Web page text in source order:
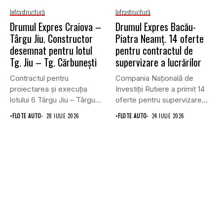
Infrastructură
Drumul Expres Craiova –
Târgu Jiu. Constructor
desemnat pentru lotul
Tg. Jiu – Tg. Cărbunești
Contractul pentru
proiectarea și execuția
lotului 6 Târgu Jiu – Târgu
Cărbunești,...
•FLOTE AUTO 28 IULIE 2026
Infrastructură
Drumul Expres Bacău-
Piatra Neamț. 14 oferte
pentru contractul de
supervizare a lucrărilor
Compania Națională de
Investiții Rutiere a primit 14
oferte pentru supervizarea
lucrărilor...
•FLOTE AUTO 24 IULIE 2026